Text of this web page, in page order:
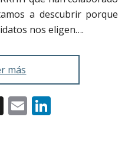
a descubrir porque
nos eligen….
más
X EmailLinkedIn